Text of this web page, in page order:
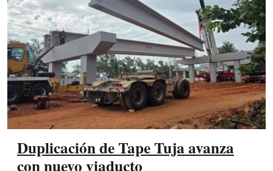
Duplicación de Tape Tuja avanza
con nuevo viaducto